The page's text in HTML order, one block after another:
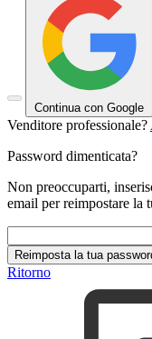
Continua con Google
Venditore professionale?
Password dimenticata?
Non preoccuparti,
email per reimpostare la
Reimposta la tua
Ritorno